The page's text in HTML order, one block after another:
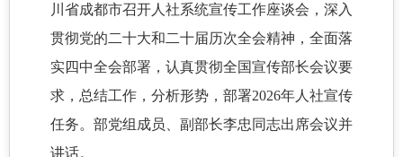
川省成都市召开人社系统宣传工作座谈会，深入
贯彻党的二十大和二十届历次全会精神，全面落
实四中全会部署，认真贯彻全国宣传部长会议要
求，总结工作，分析形势，部署2026年人社宣传
任务。部党组成员、副部长李忠同志出席会议并
讲话。